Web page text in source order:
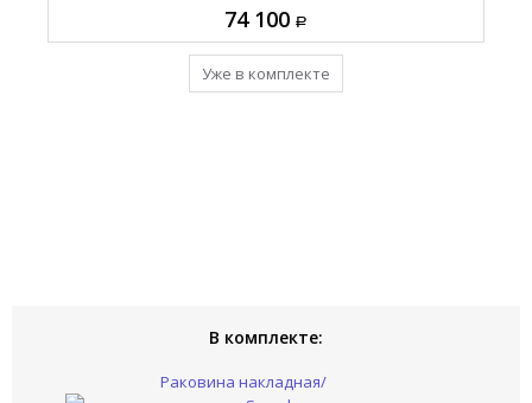
74 100
Уже в комплекте
70 300
Уже в комплекте
10 925
Добавить в комплект
В комплекте:
Раковина накладная/